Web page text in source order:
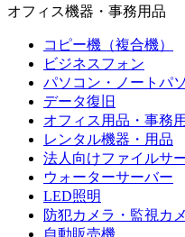
オフィス機器・事務用品
コピー機（複合機）
ビジネスフォン
パソコン・ノートパ
データ復旧
オフィス用品・事務
レンタル機器・用品
法人向けファイルサ
ウォーターサーバー
LED照明
防犯カメラ・監視カ
自動販売機